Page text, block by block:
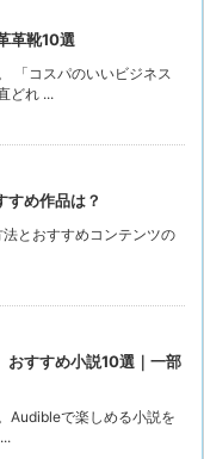
革靴10選
「コスパのいいビジネス
どれ ...
め作品は？
とおすすめコンテンツの
すすめ小説10選｜一部
Audibleで楽しめる小説を